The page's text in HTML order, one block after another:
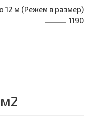
12 м (Режем в размер)
1190